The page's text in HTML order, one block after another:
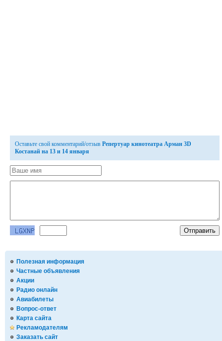
Полезная информация
Частные объявления
Акции
Радио онлайн
Авиабилеты
Вопрос-ответ
Карта сайта
Рекламодателям
Заказать сайт
Оставьте свой комментарий/отзыв Репертуар кинотеатра Арман 3D
Костанай на 13 и 14 января